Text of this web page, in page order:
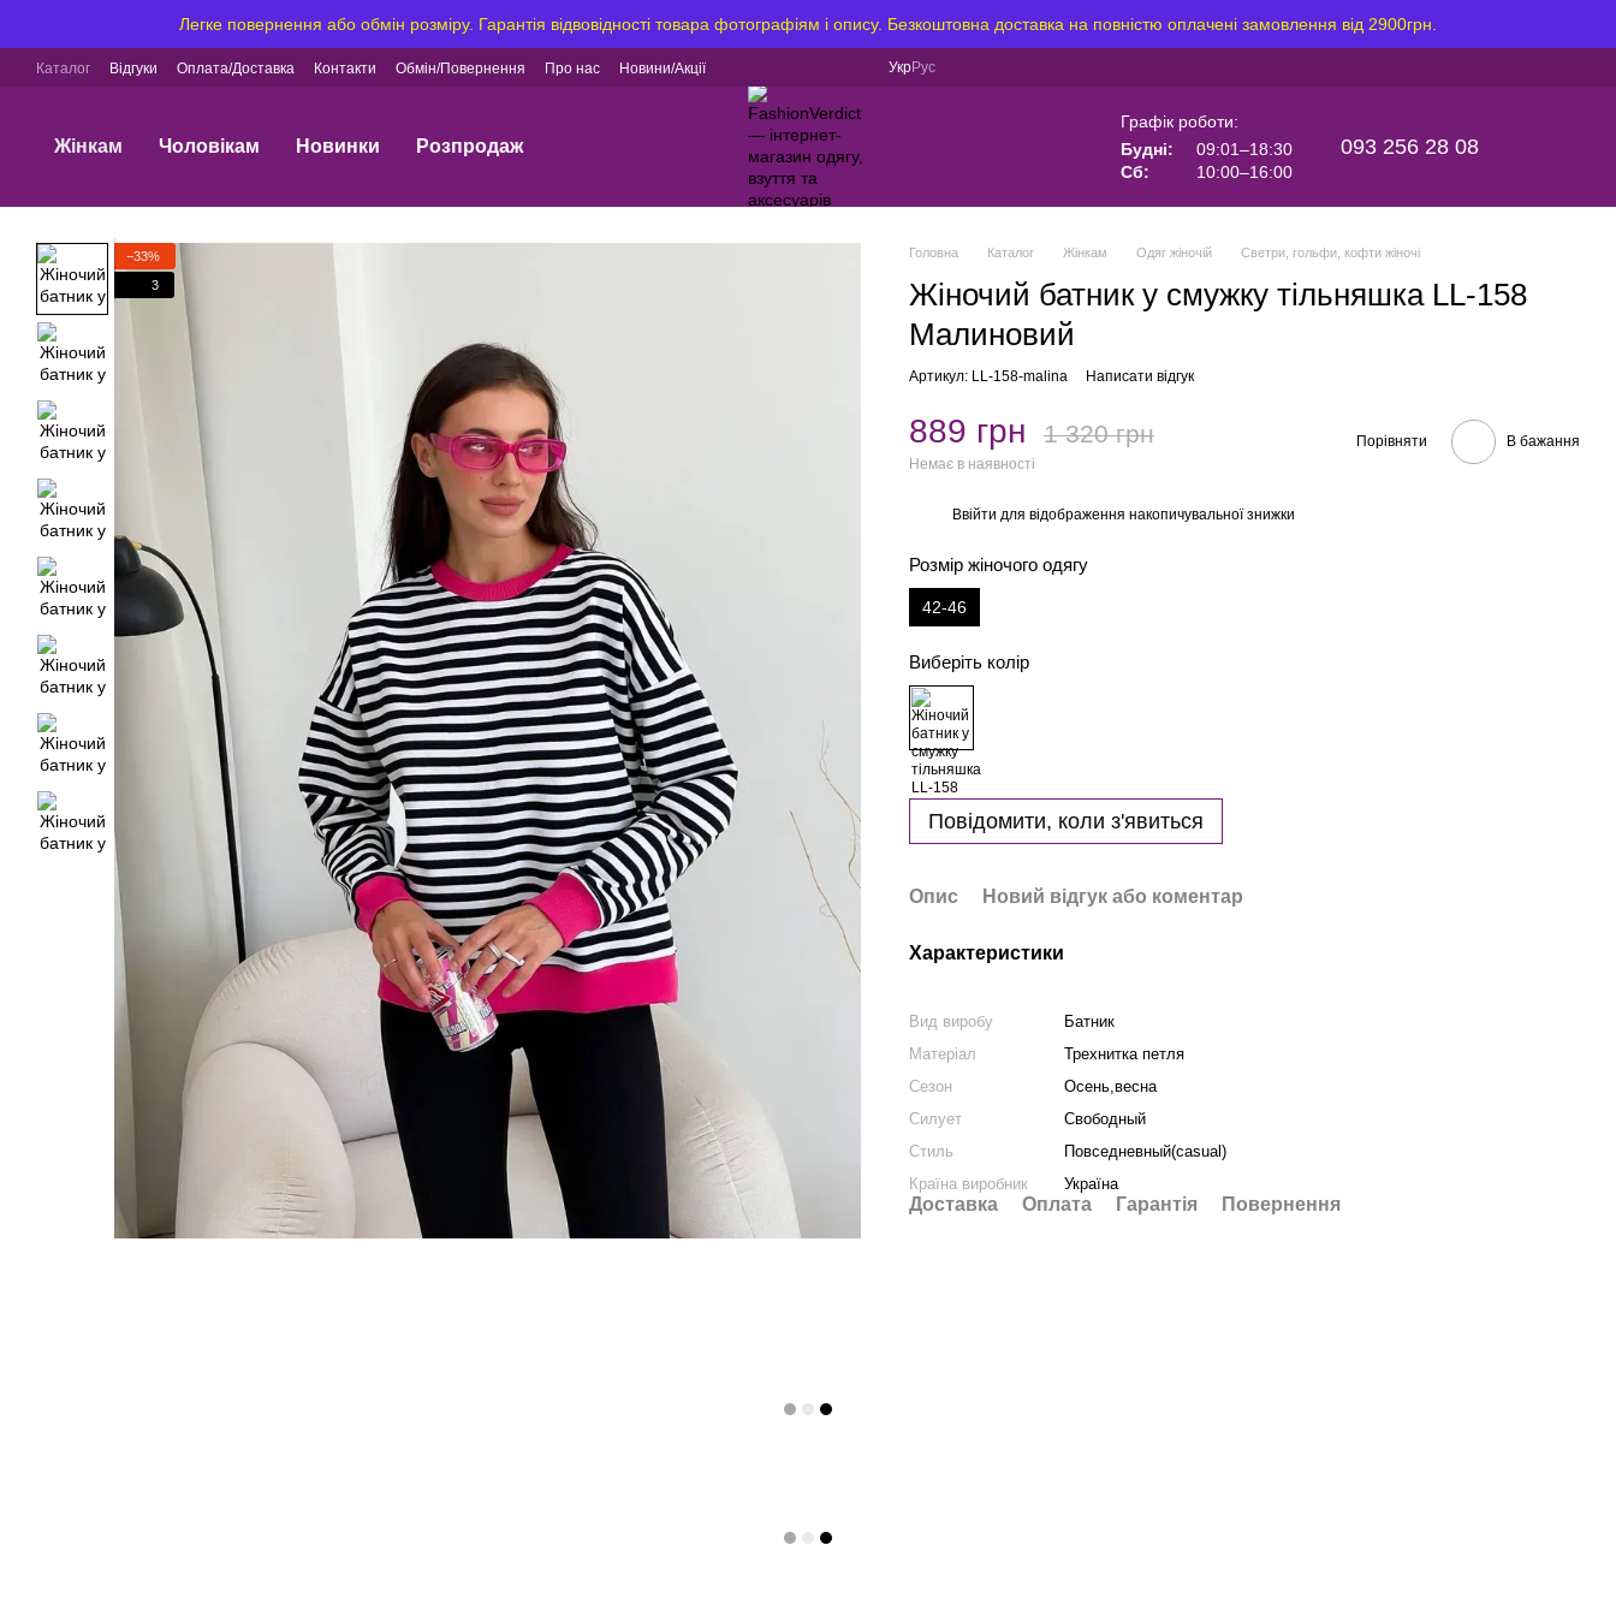
Перейти до основного контентуЛегке повернення або обмін розміру. Гарантія відвовідності товара фотографіям і опису. Безкоштовна доставка на повністю оплачені замовлення від 2900грн.
Каталог Відгуки Оплата/Доставка Контакти Обмін/Повернення Про нас Новини/Акції УкрРус
Жінкам Чоловікам Новинки Розпродаж
Графік роботи:
Будні:
09:01–18:30
Сб:
10:00–16:00
093 256 28 08
−33%
3
Головна Каталог Жінкам Одяг жіночій Светри, гольфи, кофти жіночі
Жіночий батник у смужку тільняшка LL-158
Малиновий
Артикул: LL-158-malina Написати відгук
889 грн 1 320 грн
Немає в наявності
Порівняти В бажання
Ввійти для відображення накопичувальної знижки
Розмір жіночого одягу
42-46
Виберіть колір
Повідомити, коли з'явиться
Опис Новий відгук або коментар
Характеристики
Вид виробу
Батник
Матеріал
Трехнитка петля
Сезон
Осень,весна
Силует
Свободный
Стиль
Повседневный(casual)
Країна виробник
Україна
Доставка Оплата Гарантія Повернення